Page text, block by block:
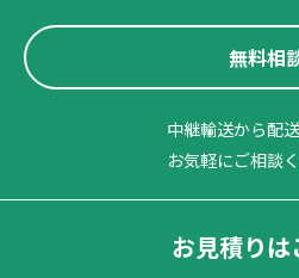
無料相
中継輸送から配
お気軽にご相談く
お見積りは